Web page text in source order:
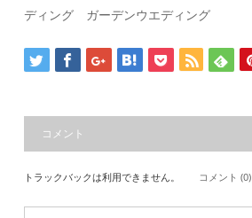
ディング ガーデンウエディング
コメント
トラックバックは利用できません。 コメント (0)